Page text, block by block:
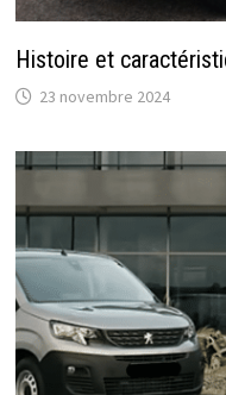
Histoire et
23 novembre 2024